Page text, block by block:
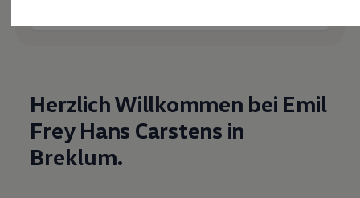
Inspektion und HU/AU
Reparaturen und Checks
Motorenöl und Flüssigkeiten
Pannen- und Unfallhilfe
Herzlich Willkommen bei Emil
Frey Hans Carstens in
Breklum.